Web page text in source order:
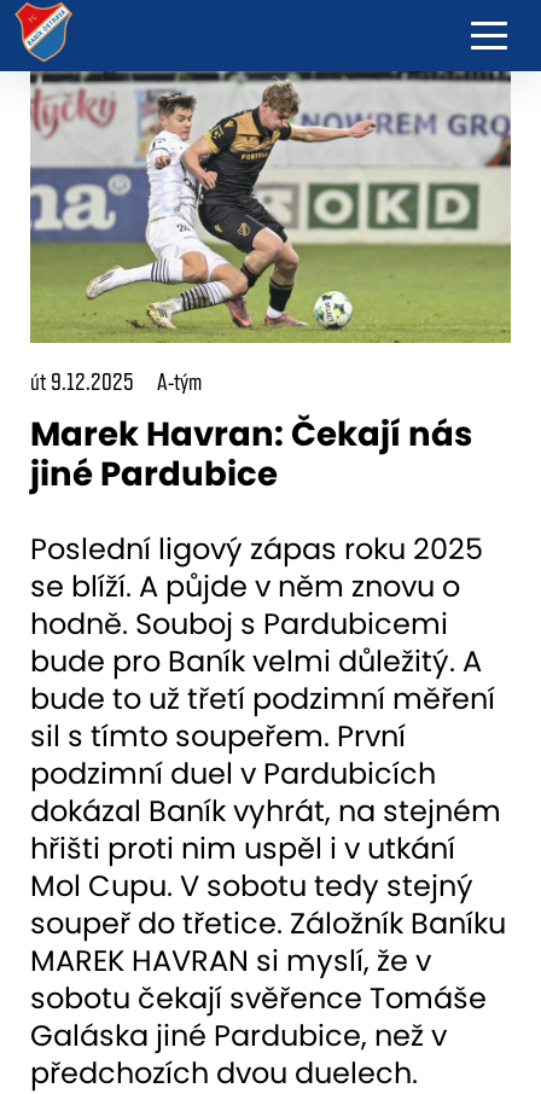
út 9.12.2025 A-tým
Marek Havran: Čekají nás
jiné Pardubice
Poslední ligový zápas roku 2025
se blíží. A půjde v něm znovu o
hodně. Souboj s Pardubicemi
bude pro Baník velmi důležitý. A
bude to už třetí podzimní měření
sil s tímto soupeřem. První
podzimní duel v Pardubicích
dokázal Baník vyhrát, na stejném
hřišti proti nim uspěl i v utkání
Mol Cupu. V sobotu tedy stejný
soupeř do třetice. Záložník Baníku
MAREK HAVRAN si myslí, že v
sobotu čekají svěřence Tomáše
Galáska jiné Pardubice, než v
předchozích dvou duelech.